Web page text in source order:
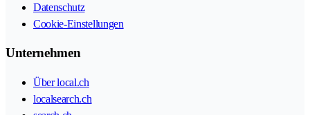
Datenschutz
Cookie-Einstellungen
Unternehmen
Über local.ch
localsearch.ch